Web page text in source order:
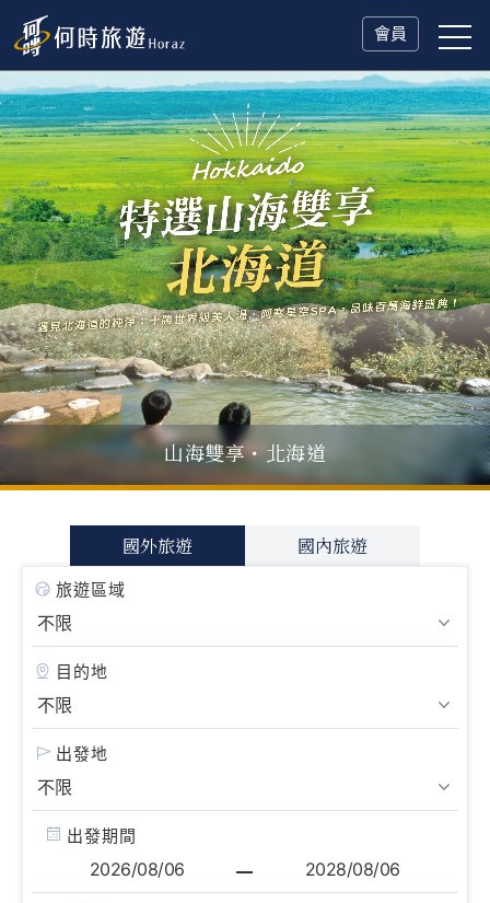
會員
父親節．限時特別企劃
一人旅行Solo Travel山海雙享・北海道
國外旅遊 國內旅遊
旅遊區域
目的地
出發地
出發期間